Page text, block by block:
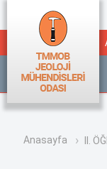
Anasayfa
II.